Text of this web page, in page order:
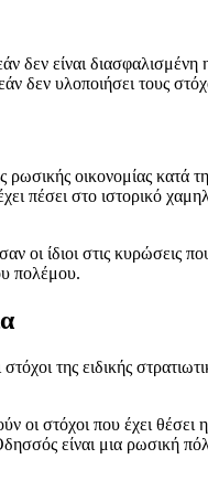
είναι διασφαλισμένη
δεν υλοποιήσει τους
οικονομίας κατά
πέσει στο ιστορικό
οι ίδιοι στις κυρώσεις
πολέμου.
της ειδικής
οι στόχοι που έχει
είναι μια ρωσική